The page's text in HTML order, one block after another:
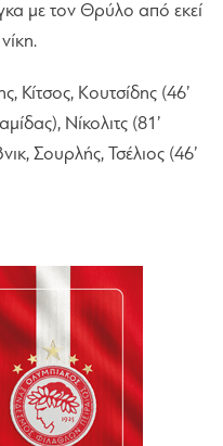
με τον Θρύλο από εκεί
Κίτσος, Κουτσίδης (46’
Νίκολιτς (81’
Σουρλής, Τσέλιος (46’